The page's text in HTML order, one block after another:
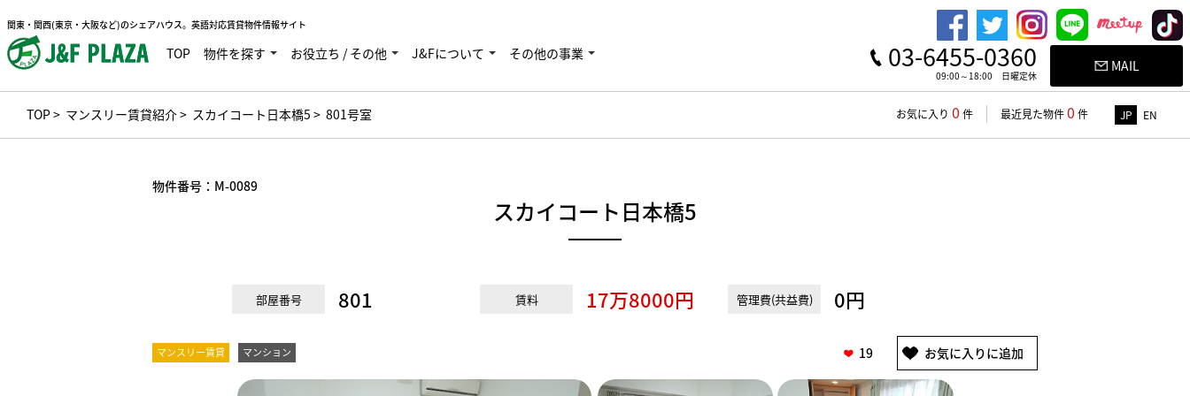
関東・関西(東京・大阪など)のシェアハウス。英語対応賃貸物件情報サイト
TOP 物件を探す お役立ち / その他 J&Fについて その他の事業 03-6455-0360
09:00～18:00 日曜定休
MAIL
TOP> マンスリー賃貸紹介> スカイコート日本橋5 > 801号室 お気に入り 0 件 最近見た物件0 件 JP EN
物件番号： M-0089
スカイコート日本橋5
部屋番号 801 賃料 17万8000円 管理費(共益費) 0円
マンスリー賃貸 マンション 19